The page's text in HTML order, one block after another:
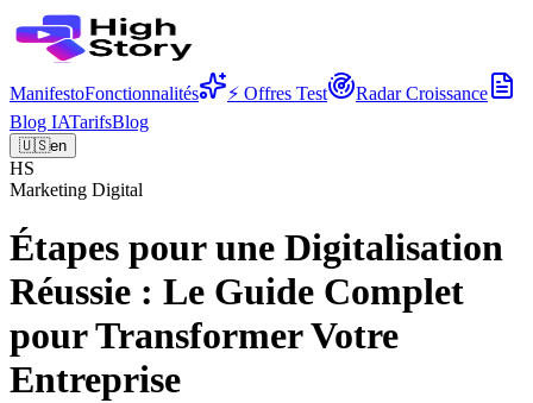
ManifestoFonctionnalités ⚡ Offres Test
Radar Croissance
Blog IATarifsBlog
🇺🇸en
HS
Marketing Digital
Étapes pour une Digitalisation
Réussie : Le Guide Complet
pour Transformer Votre
Entreprise